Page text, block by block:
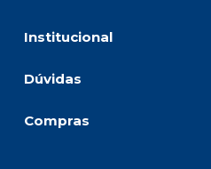
Institucional
Dúvidas
Compras